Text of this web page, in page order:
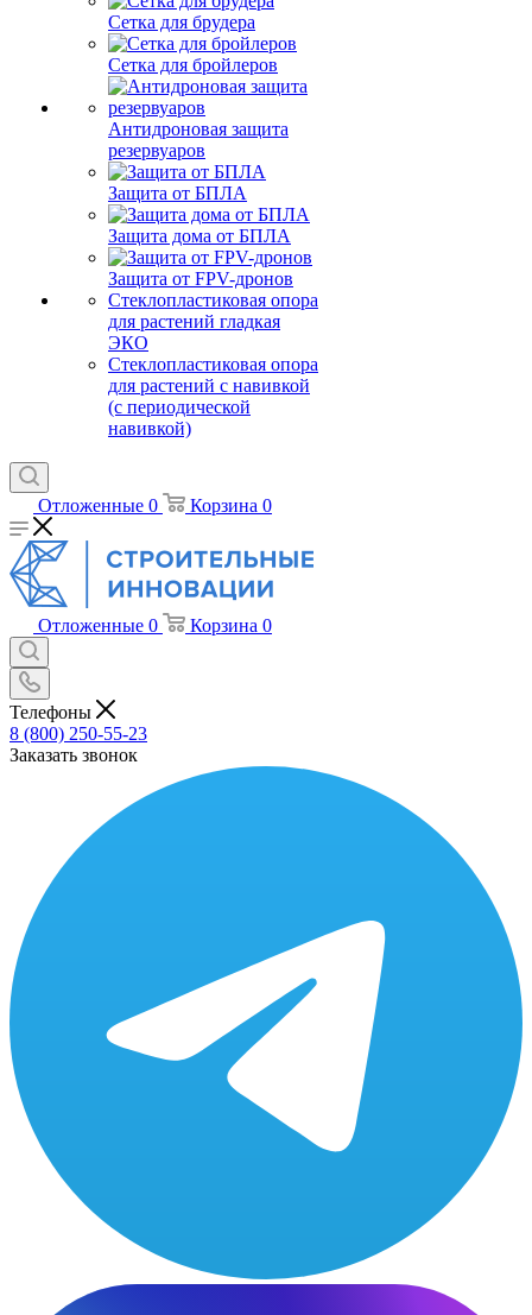
Сетка для брудера
Сетка для бройлеров
Антидроновая защита
резервуаров
Защита от БПЛА
Защита дома от БПЛА
Защита от FPV-дронов
Стеклопластиковая опора
для растений гладкая
ЭКО
Стеклопластиковая опора
для растений с навивкой
(с периодической
навивкой)
Отложенные 0 Корзина 0
Отложенные 0 Корзина 0
Телефоны
8 (800) 250-55-23
Заказать звонок